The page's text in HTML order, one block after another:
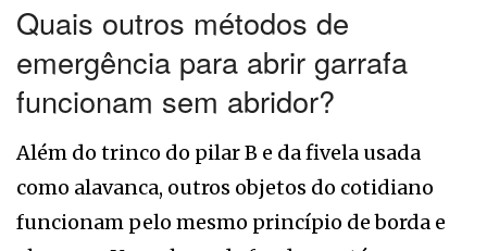
Quais outros métodos de
emergência para abrir garrafa
funcionam sem abridor?
Além do trinco do pilar B e da fivela usada
como alavanca, outros objetos do cotidiano
funcionam pelo mesmo princípio de borda e